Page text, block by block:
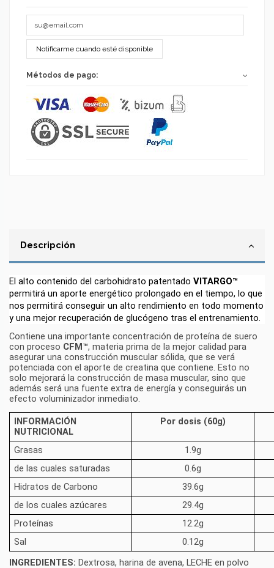
Notificarme cuando esté disponible
Métodos de pago:
Descripción
El alto contenido del carbohidrato patentado
permitirá un aporte energético prolongado en el tiempo, lo que
nos permitirá conseguir un alto rendimiento en todo momento
y una mejor recuperación de glucógeno tras el entrenamiento.
Contiene una importante concentración de proteína de suero
con proceso CFM™, materia prima de la mejor calidad para
asegurar una construcción muscular sólida, que se verá
potenciada con el aporte de creatina que contiene. Esto no
solo mejorará la construcción de masa muscular, sino que
además será una fuente extra de energía y conseguirás un
efecto voluminizador inmediato.
INFORMACIÓN
NUTRICIONAL
Por dosis (60g)
Grasas
1.9g
de las cuales saturadas
0.6g
Hidratos de Carbono
39.6g
de los cuales azúcares
29.4g
Proteínas
12.2g
Sal
0.12g
INGREDIENTES: Dextrosa, harina de avena, LECHE en polvo